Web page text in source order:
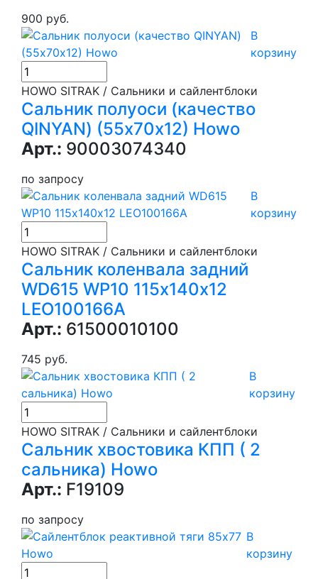
900 руб.
В
корзину
HOWO SITRAK / Сальники и сайлентблоки
Сальник полуоси (качество
QINYAN) (55х70х12) Howo
Арт.: 90003074340
по запросу
В
корзину
HOWO SITRAK / Сальники и сайлентблоки
Сальник коленвала задний
WD615 WP10 115х140х12
LEO100166A
Арт.: 61500010100
745 руб.
В
корзину
HOWO SITRAK / Сальники и сайлентблоки
Сальник хвостовика КПП ( 2
сальника) Howo
Арт.: F19109
по запросу
В
корзину